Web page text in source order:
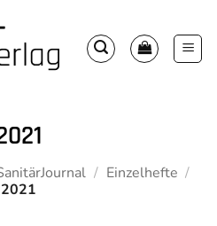
/ Einzelhefte /
2021